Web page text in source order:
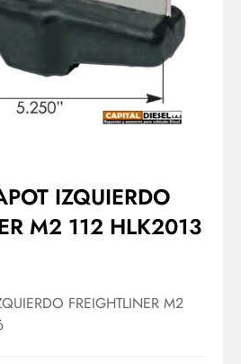
IZQUIERDO
M2 112 HLK2013
FREIGHTLINER M2